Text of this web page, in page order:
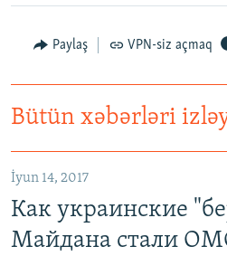
Paylaş VPN-siz açmaq
Bütün xəbərləri
İyun 14, 2017
Как украинские
Майдана стали